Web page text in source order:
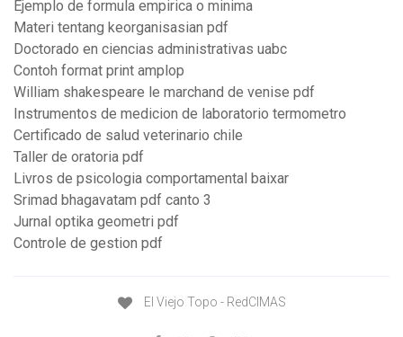
Ejemplo de formula empirica o minima
Materi tentang keorganisasian pdf
Doctorado en ciencias administrativas uabc
Contoh format print amplop
William shakespeare le marchand de venise pdf
Instrumentos de medicion de laboratorio termometro
Certificado de salud veterinario chile
Taller de oratoria pdf
Livros de psicologia comportamental baixar
Srimad bhagavatam pdf canto 3
Jurnal optika geometri pdf
Controle de gestion pdf
El Viejo Topo - RedCIMAS